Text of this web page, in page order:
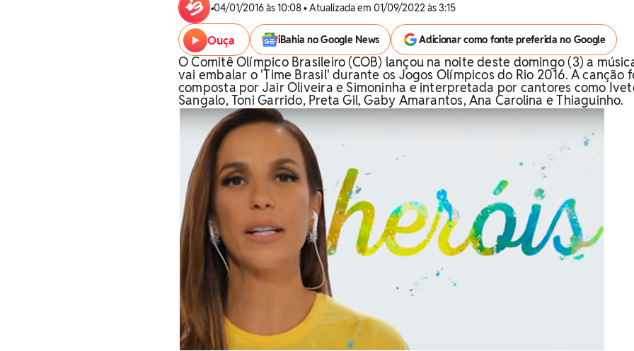
•04/01/2016 às 10:08 • Atualizada em 01/09/2022 às 3:15
Ouça iBahia no Google News Adicionar como fonte preferida no Google
O Comitê Olímpico Brasileiro (COB) lançou na noite deste domingo (3) a
vai embalar o 'Time Brasil' durante os Jogos Olímpicos do Rio 2016. A canção
composta por Jair Oliveira e Simoninha e interpretada por cantores como
Sangalo, Toni Garrido, Preta Gil, Gaby Amarantos, Ana Carolina e Thiaguinho.